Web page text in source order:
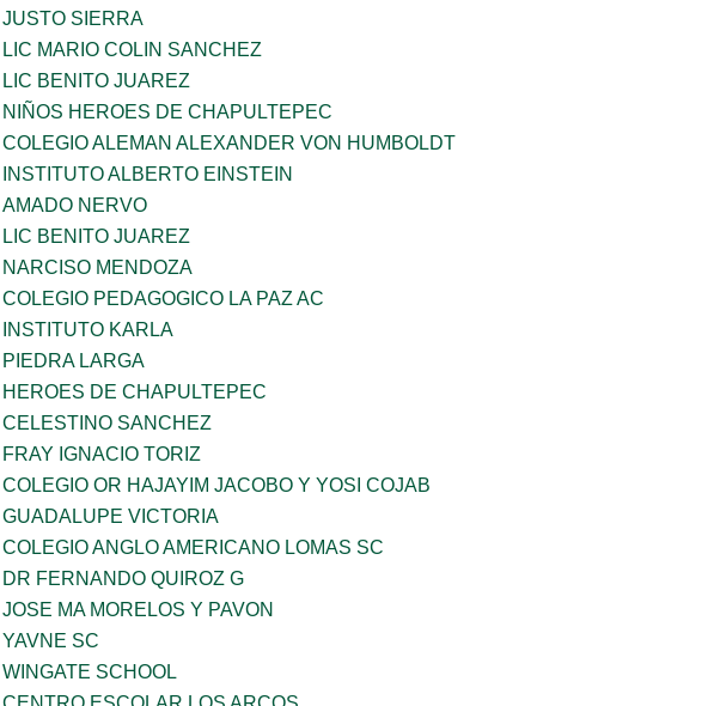
JUSTO SIERRA
LIC MARIO COLIN SANCHEZ
LIC BENITO JUAREZ
NIÑOS HEROES DE CHAPULTEPEC
COLEGIO ALEMAN ALEXANDER VON HUMBOLDT
INSTITUTO ALBERTO EINSTEIN
AMADO NERVO
LIC BENITO JUAREZ
NARCISO MENDOZA
COLEGIO PEDAGOGICO LA PAZ AC
INSTITUTO KARLA
PIEDRA LARGA
HEROES DE CHAPULTEPEC
CELESTINO SANCHEZ
FRAY IGNACIO TORIZ
COLEGIO OR HAJAYIM JACOBO Y YOSI COJAB
GUADALUPE VICTORIA
COLEGIO ANGLO AMERICANO LOMAS SC
DR FERNANDO QUIROZ G
JOSE MA MORELOS Y PAVON
YAVNE SC
WINGATE SCHOOL